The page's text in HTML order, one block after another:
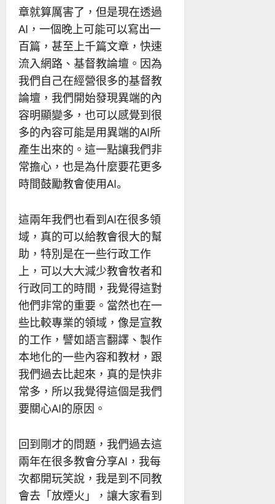
章就算厲害了，但是現在透過
AI，一個晚上可能可以寫出一
百篇，甚至上千篇文章，快速
流入網路、基督教論壇。因為
我們自己在經營很多的基督教
論壇，我們開始發現異端的內
容明顯變多，也可以感覺到很
多的內容可能是用異端的AI所
產生出來的。這一點讓我們非
常擔心，也是為什麼要花更多
時間鼓勵教會使用AI。
這兩年我們也看到AI在很多領
域，真的可以給教會很大的幫
助，特別是在一些行政工作
上，可以大大減少教會牧者和
行政同工的時間，我覺得這對
他們非常的重要。當然也在一
些比較專業的領域，像是宣教
的工作，譬如語言翻譯、製作
本地化的一些內容和教材，跟
我們過去比起來，真的是快非
常多，所以我覺得這個是我們
要關心AI的原因。
回到剛才的問題，我們過去這
兩年在很多教會分享AI，我每
次都開玩笑說，我是到不同教
會去「放煙火」，讓大家看到